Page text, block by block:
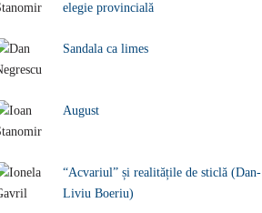
elegie provincială
Sandala ca limes
August
“Acvariul” și realitățile de sticlă (Dan-
Liviu Boeriu)